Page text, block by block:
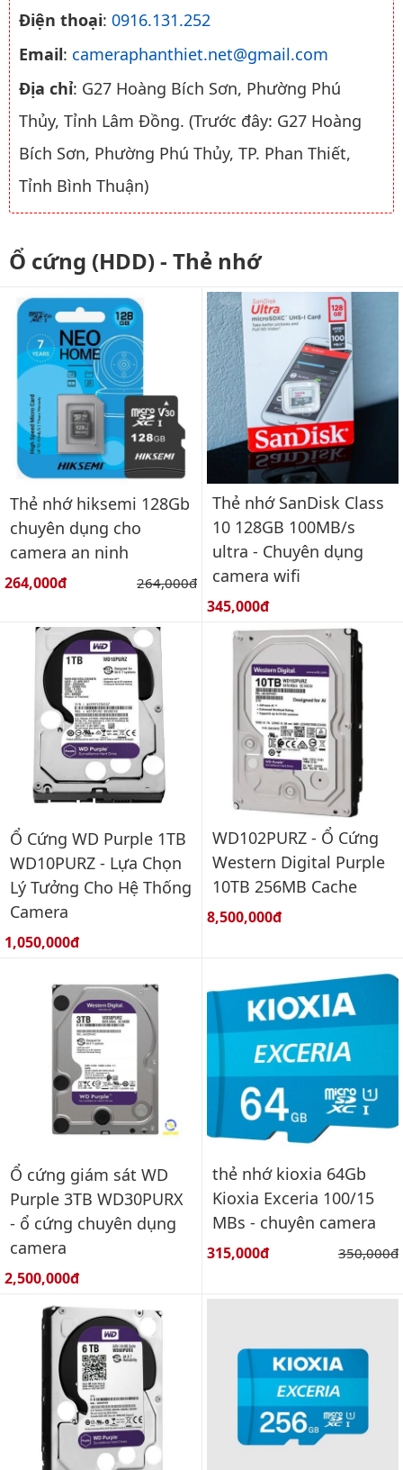
Điện thoại: 0916.131.252
Email: cameraphanthiet.net@gmail.com
Địa chỉ: G27 Hoàng Bích Sơn, Phường Phú
Thủy, Tỉnh Lâm Đồng. (Trước đây: G27 Hoàng
Bích Sơn, Phường Phú Thủy, TP. Phan Thiết,
Tỉnh Bình Thuận)
Ổ cứng (HDD) - Thẻ nhớ
Thẻ nhớ hiksemi 128Gb
chuyên dụng cho
camera an ninh
Giá bán:
264,000đ Giá gốc:
264,000đ
Thẻ nhớ SanDisk Class
10 128GB 100MB/s
ultra - Chuyên dụng
camera wifi
Giá bán:
345,000đ
Ổ Cứng WD Purple 1TB
WD10PURZ - Lựa Chọn
Lý Tưởng Cho Hệ Thống
Camera
Giá bán:
1,050,000đ
WD102PURZ - Ổ Cứng
Western Digital Purple
10TB 256MB Cache
Giá bán:
8,500,000đ
Ổ cứng giám sát WD
Purple 3TB WD30PURX
- ổ cứng chuyên dụng
camera
Giá bán:
2,500,000đ
thẻ nhớ kioxia 64Gb
Kioxia Exceria 100/15
MBs - chuyên camera
Giá bán:
315,000đ Giá gốc:
350,000đ